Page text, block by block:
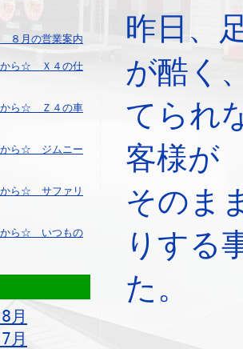
月の営業案内
から☆ Ｘ４の仕
から☆ Ｚ４の車
ら☆ ジムニー
ら☆ サファリ
から☆ いつもの
月
月
昨日、
が酷く
てられ
客様が
そのま
りする
た。